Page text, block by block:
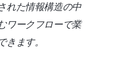
れた情報構造の中
ワークフローで業
きます。